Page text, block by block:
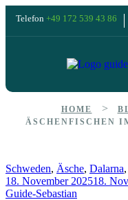
Telefon +49 172 539 43 86
HOME >
ÄSCHENFISCHEN
Schweden, Äsche, Dalarna,
18. November 202518.
Guide-Sebastian